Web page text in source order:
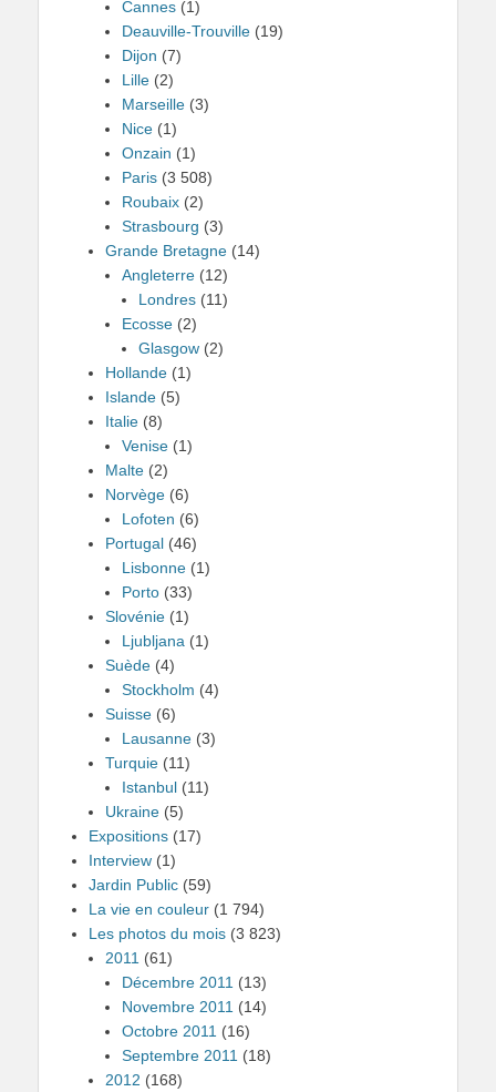
Cannes (1)
Deauville-Trouville (19)
Dijon (7)
Lille (2)
Marseille (3)
Nice (1)
Onzain (1)
Paris (3 508)
Roubaix (2)
Strasbourg (3)
Grande Bretagne (14)
Angleterre (12)
Londres (11)
Ecosse (2)
Glasgow (2)
Hollande (1)
Islande (5)
Italie (8)
Venise (1)
Malte (2)
Norvège (6)
Lofoten (6)
Portugal (46)
Lisbonne (1)
Porto (33)
Slovénie (1)
Ljubljana (1)
Suède (4)
Stockholm (4)
Suisse (6)
Lausanne (3)
Turquie (11)
Istanbul (11)
Ukraine (5)
Expositions (17)
Interview (1)
Jardin Public (59)
La vie en couleur (1 794)
Les photos du mois (3 823)
2011 (61)
Décembre 2011 (13)
Novembre 2011 (14)
Octobre 2011 (16)
Septembre 2011 (18)
2012 (168)